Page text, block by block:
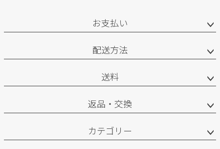
お支払い
配送方法
送料
返品・交換
カテゴリー